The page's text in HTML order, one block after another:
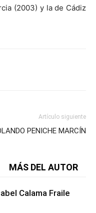
(2003) y la de Cádiz
Artículo siguiente
PENICHE MARCÍN
MÁS DEL AUTOR
Calama Fraile